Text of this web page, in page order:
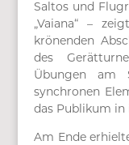
Saltos und
„Vaiana“ –
krönenden
des
Übungen am
synchronen
das Publikum in
Am Ende